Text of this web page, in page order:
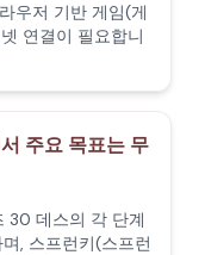
우저 기반 게임(게
연결이 필요합니
주요 목표는 무
30 데스의 각 단계
, 스프런키(스프런